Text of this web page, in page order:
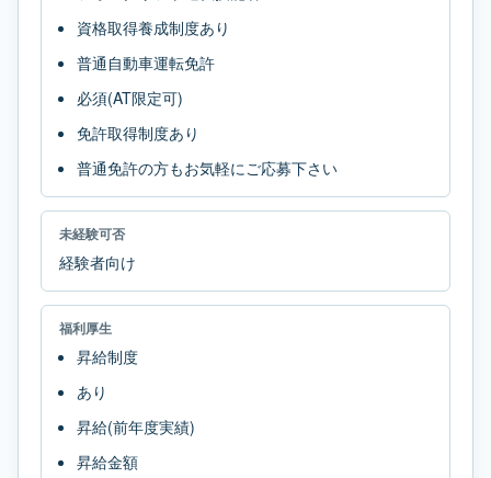
資格取得養成制度あり
普通自動車運転免許
必須(AT限定可)
免許取得制度あり
普通免許の方もお気軽にご応募下さい
未経験可否
経験者向け
福利厚生
昇給制度
あり
昇給(前年度実績)
昇給金額